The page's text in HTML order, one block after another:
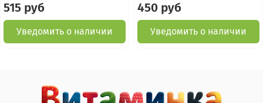
515 руб
Уведомить о наличии
450 руб
Уведомить о наличии